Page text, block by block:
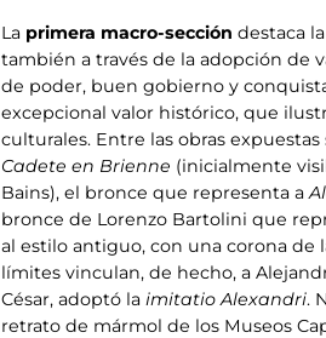
La primera macro-sección destaca la
también a través de la adopción de
de poder, buen gobierno y
excepcional valor histórico, que
culturales. Entre las obras
Cadete en Brienne (inicialmente
Bains), el bronce que representa a
bronce de Lorenzo Bartolini que
al estilo antiguo, con una corona de
límites vinculan, de hecho, a
César, adoptó la imitatio Alexandri.
retrato de mármol de los Museos